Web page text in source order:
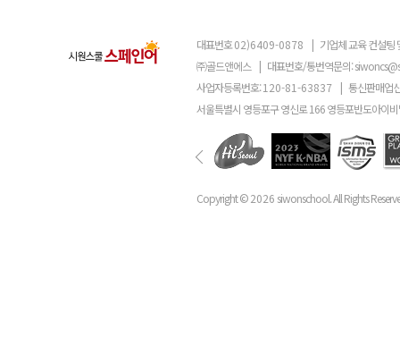
대표번호02)6409-0878 | 기업체 교육 컨설팅
㈜골드앤에스 | 대표번호/통번역문의:
사업자등록번호:120-81-63837 | 통신판매업
서울특별시 영등포구 영신로 166 영등포반도아이
Copyright ©2026 siwonschool. All Rights